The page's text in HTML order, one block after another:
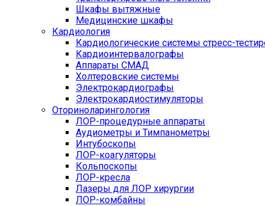
Шкафы вытяжные
Медицинские шкафы
Кардиология
Кардиологические системы стресс-
Кардиоинтервалографы
Аппараты СМАД
Холтеровские системы
Электрокардиографы
Электрокардиостимуляторы
Оториноларингология
ЛОР-процедурные аппараты
Аудиометры и Тимпанометры
Интубоскопы
ЛОР-коагуляторы
Кольпоскопы
ЛОР-кресла
Лазеры для ЛОР хирургии
ЛОР-комбайны